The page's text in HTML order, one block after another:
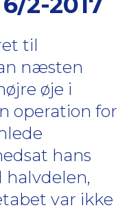
til
næsten
øje i
operation for
hans
halvdelen,
var ikke